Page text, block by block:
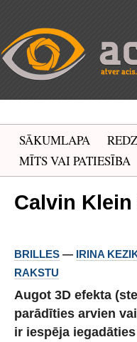
SĀKUMLAPA
MĪTS VAI PATIESĪBA
Calvin Klein
BRILLES — IRINA
RAKSTU
Augot 3D efekta
parādīties arvien
ir iespēja